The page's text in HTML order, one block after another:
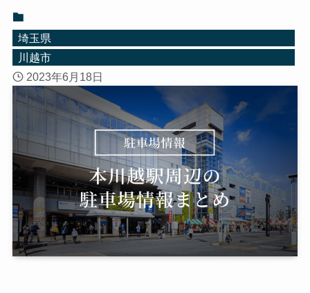
埼玉県
川越市
2023年6月18日